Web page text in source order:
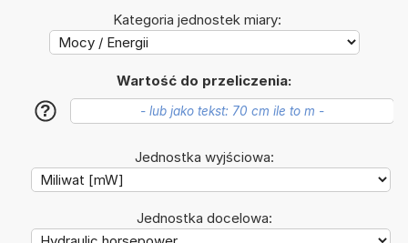
Kategoria jednostek miary:
Wartość do przeliczenia:
?
Jednostka wyjściowa:
Jednostka docelowa: